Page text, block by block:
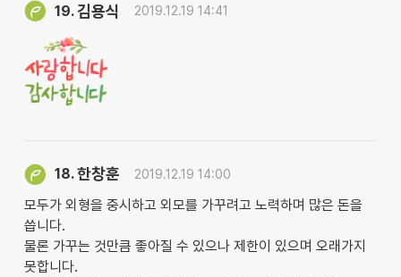
19.김용식 2019.12.19 14:41
18.한창훈 2019.12.19 14:00
모두가 외형을 중시하고 외모를 가꾸려고 노력하며 많은 돈을
씁니다.
물론 가꾸는 것만큼 좋아질 수 있으나 제한이 있으며 오래가지
못합니다.